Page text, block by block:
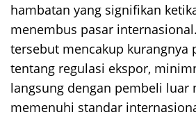
hambatan yang signifikan
menembus pasar
tersebut mencakup kurangnya
tentang regulasi ekspor,
langsung dengan pembeli luar
memenuhi standar